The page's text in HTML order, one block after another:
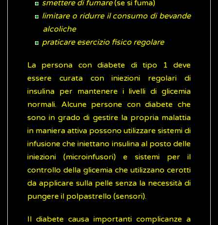
smettere di fumare(se si fuma)
limitare o ridurre il consumo di bevande
alcoliche
praticare esercizio fisico regolare
La persona con diabete di tipo 1 deve
essere curata con iniezioni regolari di
insulina per mantenere i livelli di glicemia
normali. Alcune persone con diabete che
sono in grado di gestire la propria malattia
in maniera attiva possono utilizzare sistemi di
infusione che iniettano insulina al posto delle
iniezioni (microinfusori) e sistemi per il
controllo della glicemia che utilizzano cerotti
da applicare sulla pelle senza la necessità di
pungere il polpastrello (sensori).
Il diabete causa importanti complicanze a